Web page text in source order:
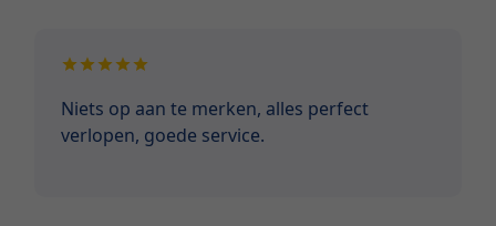
Niets op aan te merken, alles perfect
verlopen, goede service.